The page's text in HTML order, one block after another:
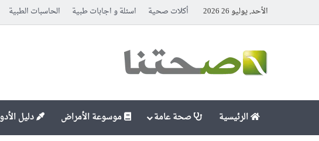
الأحد, يوليو 26 2026 أكلات صحية اسئلة و اجابات طبية الحاسبات الطبية
الرئيسية صحة عامة موسوعة الأمراض دليل